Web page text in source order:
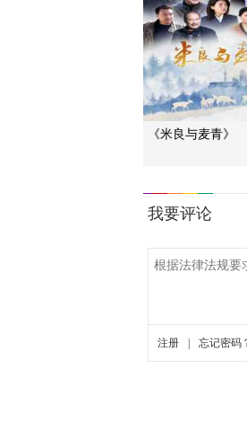
《米良与麦青》